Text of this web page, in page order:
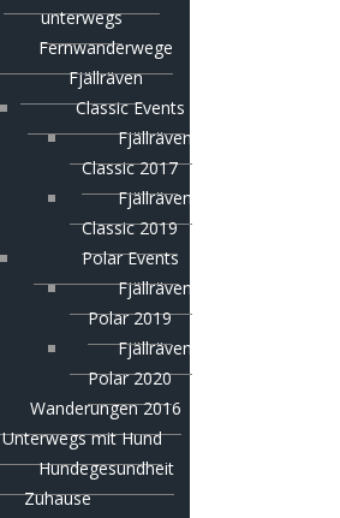
unterwegs
Fernwanderwege
Fjällräven
Classic Events
Fjällräven
Classic 2017
Fjällräven
Classic 2019
Polar Events
Fjällräven
Polar 2019
Fjällräven
Polar 2020
Wanderungen 2016
Unterwegs mit Hund
Hundegesundheit
Zuhause